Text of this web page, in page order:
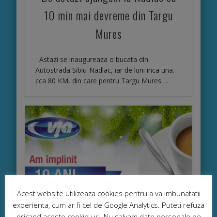
10 min mai devreme din Targu
Mures
Astazi se inaugureaza o bucata din
Autostrada Sibiu-Nadlac, iar de luni inca una.
cca 80 KM, din care pentru Targu Mures …
Acest website utilizeaza cookies pentru a va imbunatatii
experienta, cum ar fi cel de Google Analytics. Puteti refuza